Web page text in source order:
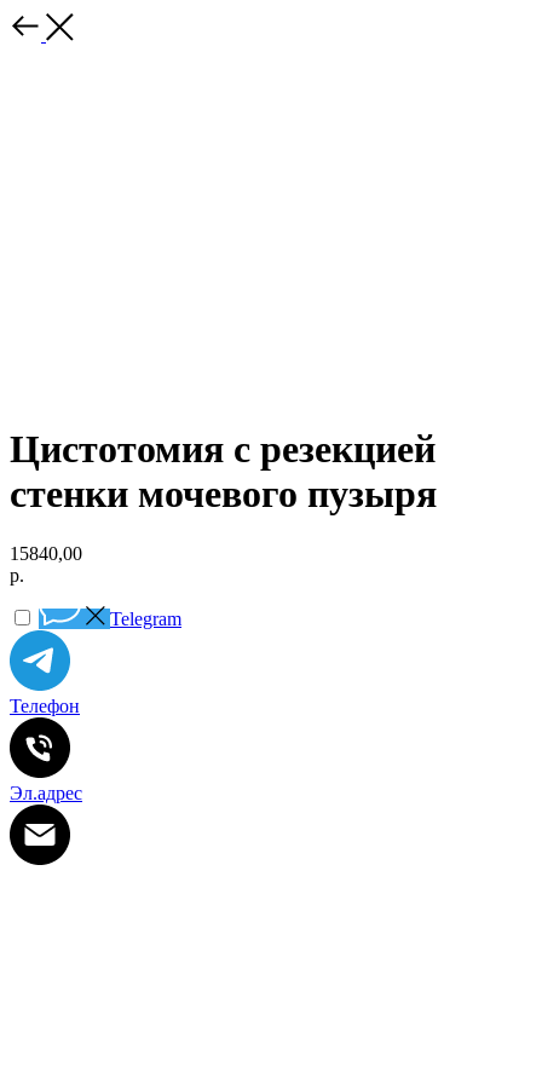
Цистотомия с резекцией
стенки мочевого пузыря
15840,00
р.
Telegram
Телефон
Эл.адрес